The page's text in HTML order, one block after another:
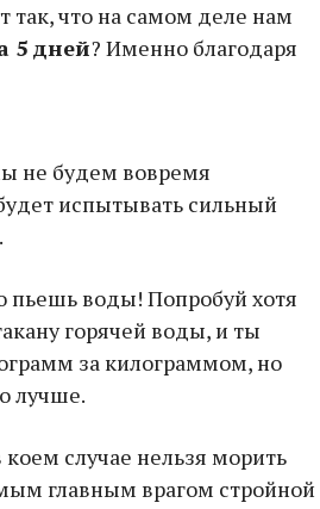
так, что на самом деле нам
5 дней? Именно благодаря
не будем вовремя
испытывать сильный
пьешь воды! Попробуй хотя
горячей воды, и ты
за килограммом, но
лучше.
коем случае нельзя морить
главным врагом стройной